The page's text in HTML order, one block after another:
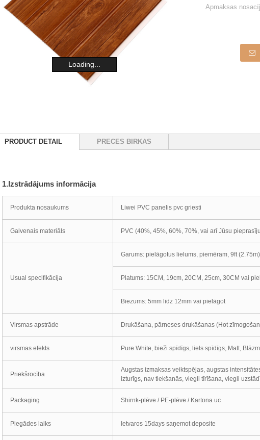
Loading...
Apmaksas
PRODUCT DETAIL PRECES BIRKAS
1.Izstrādājums informācija
Produkta nosaukums Liwei PVC panelis pvc griesti
Galvenais materiāls PVC (40%, 45%, 60%, 70%, vai arī Jūsu
Usual specifikācija
Garums: pielāgotus lielums, piemēram, 9ft
Platums: 15CM, 19cm, 20CM, 25cm, 30CM vai
Biezums: 5mm līdz 12mm vai pielāgot
Virsmas apstrāde Drukāšana, pārneses drukāšanas (Hot
virsmas efekts Pure White, bieži spīdīgs, liels spīdīgs, Matt,
Priekšrocība
Augstas izmaksas veiktspējas, augstas
izturīgs, nav tiekšanās, viegli tīrīšana, viegli
Packaging Shirnk-plēve / PE-plēve / Kartona uc
Piegādes laiks Ietvaros 15days saņemot deposite